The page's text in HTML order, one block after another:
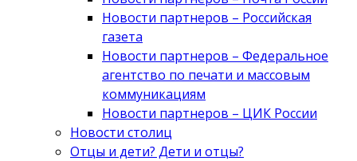
Новости партнеров – Российская
газета
Новости партнеров – Федеральное
агентство по печати и массовым
коммуникациям
Новости партнеров – ЦИК России
Новости столиц
Отцы и дети? Дети и отцы?